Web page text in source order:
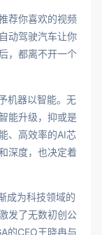
荐你喜欢的视频
动驾驶汽车让你
，都离不开一个
机器以智能。无
能升级，抑或是
、高效率的AI芯
深度，也决定着
成为科技领域的
发了无数初创公
的CEO王晓冉与